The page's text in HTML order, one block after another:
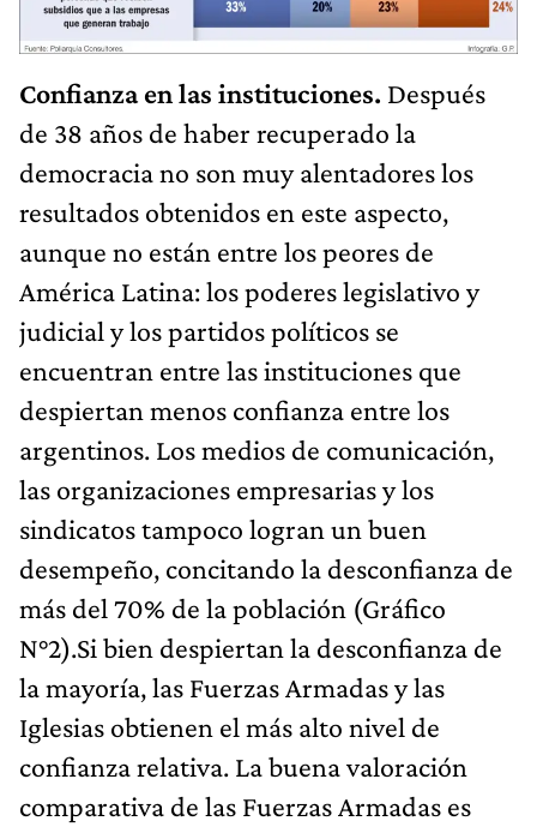
Confianza en las instituciones. Después
de 38 años de haber recuperado la
democracia no son muy alentadores los
resultados obtenidos en este aspecto,
aunque no están entre los peores de
América Latina: los poderes legislativo y
judicial y los partidos políticos se
encuentran entre las instituciones que
despiertan menos confianza entre los
argentinos. Los medios de comunicación,
las organizaciones empresarias y los
sindicatos tampoco logran un buen
desempeño, concitando la desconfianza de
más del 70% de la población (Gráfico
N°2).Si bien despiertan la desconfianza de
la mayoría, las Fuerzas Armadas y las
Iglesias obtienen el más alto nivel de
confianza relativa. La buena valoración
comparativa de las Fuerzas Armadas es